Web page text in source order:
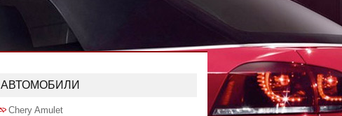
АВТОМОБИЛИ
Chery Amulet